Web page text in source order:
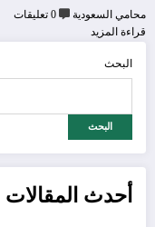
محامي السعودية
0 تعليقات
قراءة المزيد
البحث
البحث
أحدث المقالات